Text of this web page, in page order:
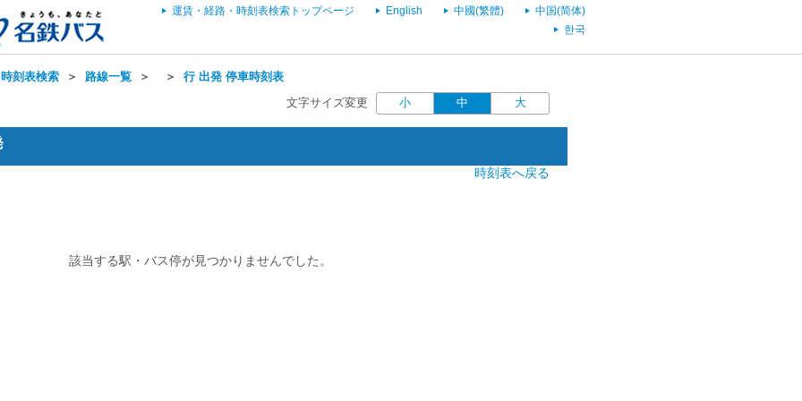
運賃・経路・時刻表検索トップページ English 中國(繁體)
中国(简体)
한국
刻表検索 ＞ 路線一覧 ＞ ＞ 行 出発 停車時刻表
文字サイズ変更 小 中 大
時刻表へ戻る
該当する駅・バス停が見つかりませんでした。